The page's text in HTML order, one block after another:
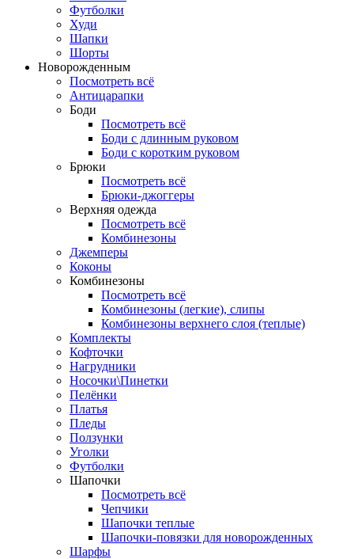
Футболки
Худи
Шапки
Шорты
Новорожденным
Посмотреть всё
Антицарапки
Боди
Посмотреть всё
Боди с длинным руковом
Боди с коротким руковом
Брюки
Посмотреть всё
Брюки-джоггеры
Верхняя одежда
Посмотреть всё
Комбинезоны
Джемперы
Коконы
Комбинезоны
Посмотреть всё
Комбинезоны (легкие), слипы
Комбинезоны верхнего слоя (теплые)
Комплекты
Кофточки
Нагрудники
Носочки\Пинетки
Пелёнки
Платья
Пледы
Ползунки
Уголки
Футболки
Шапочки
Посмотреть всё
Чепчики
Шапочки теплые
Шапочки-повязки для новорожденных
Шарфы